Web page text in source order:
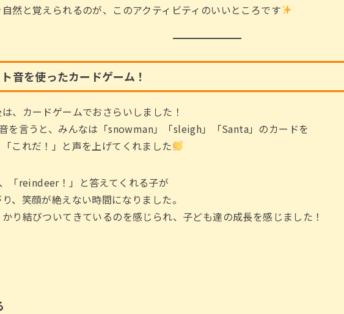
然と覚えられるのが、このアクティビティのいいところです
音を使ったカードゲーム！
、カードゲームでおさらいしました！
を言うと、みんなは「snowman」「sleigh」「Santa」のカードを
これだ！」と声を上げてくれました
、「reindeer！」と答えてくれる子が
、笑顔が絶えない時間になりました。
り結びついてきているのを感じられ、子ども達の成長を感じました！